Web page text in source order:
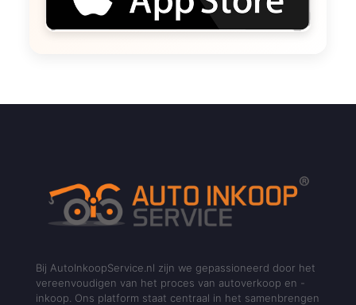
Bij AutoInkoopService.nl zijn we gepassioneerd door het
vereenvoudigen van het proces van autoverkoop en -
inkoop. Ons platform staat centraal in het samenbrengen